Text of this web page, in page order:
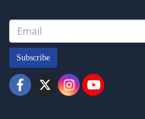
Subscribe